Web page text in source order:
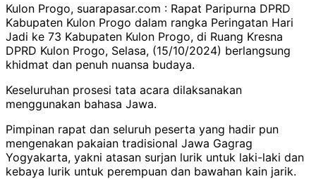
Kulon Progo, suarapasar.com : Rapat Paripurna DPRD
Kabupaten Kulon Progo dalam rangka Peringatan Hari
Jadi ke 73 Kabupaten Kulon Progo, di Ruang Kresna
DPRD Kulon Progo, Selasa, (15/10/2024) berlangsung
khidmat dan penuh nuansa budaya.
Keseluruhan prosesi tata acara dilaksanakan
menggunakan bahasa Jawa.
Pimpinan rapat dan seluruh peserta yang hadir pun
mengenakan pakaian tradisional Jawa Gagrag
Yogyakarta, yakni atasan surjan lurik untuk laki-laki dan
kebaya lurik untuk perempuan dan bawahan kain jarik.